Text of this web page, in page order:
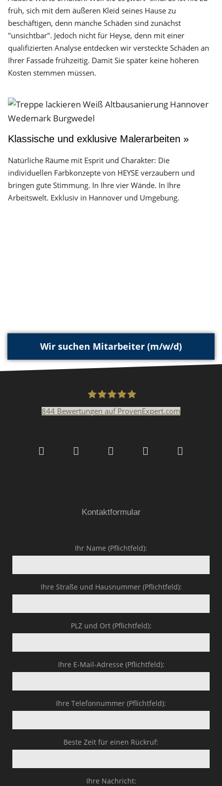
früh, sich mit dem äußeren Kleid seines Hause zu
beschäftigen, denn manche Schäden sind zunächst
"unsichtbar". Jedoch nicht für Heyse, denn mit einer
qualifizierten Analyse entdecken wir versteckte Schäden an
Ihrer Fassade frühzeitig. Damit Sie später keine höheren
Kosten stemmen müssen.
Klassische und exklusive Malerarbeiten »
Natürliche Räume mit Esprit und Charakter: Die
individuellen Farbkonzepte von HEYSE verzaubern und
bringen gute Stimmung. In Ihre vier Wände. In Ihre
Arbeitswelt. Exklusiv in Hannover und Umgebung.
Wir suchen Mitarbeiter (m/w/d)
GmbH & Co.KG
844 Bewertungen auf ProvenExpert.com
Kontaktformular
Ihr Name (Pflichtfeld):
Ihre Straße und Hausnummer (Pflichtfeld):
PLZ und Ort (Pflichtfeld):
Ihre E-Mail-Adresse (Pflichtfeld):
Ihre Telefonnummer (Pflichtfeld):
Beste Zeit für einen Rückruf:
Ihre Nachricht: